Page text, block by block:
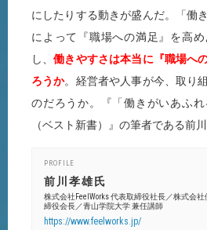
にしたりする動きが盛んだ。「働
によって『職場への満足』を高
し、働きやすさは本当に『職場へ
ろうか。経営者や人事が今、取り
のだろうか。『「働きがいあふ
（ベスト新書）』の筆者である前
PROFILE
前川孝雄氏
株式会社FeelWorks 代表取締役社長／株式会
締役会長／青山学院大学 兼任講師
https://www.feelworks.jp/